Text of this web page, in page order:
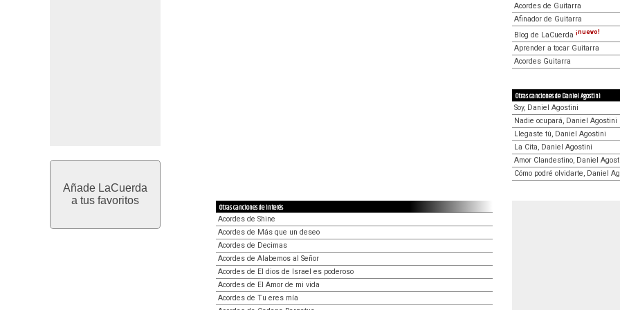
Añade LaCuerda
a tus favoritos
Acordes de Guitarra
Afinador de Guitarra
Blog de LaCuerda ¡nuevo!
Aprender a tocar Guitarra
Acordes Guitarra
Otras canciones de Daniel Agostini
Soy, Daniel Agostini
Nadie ocupará, Daniel Agostini
Llegaste tú, Daniel Agostini
La Cita, Daniel Agostini
Amor Clandestino, Daniel
Cómo podré olvidarte, Daniel
Otras canciones de interés
Acordes de Shine
Acordes de Más que un deseo
Acordes de Decimas
Acordes de Alabemos al Señor
Acordes de El dios de Israel es poderoso
Acordes de El Amor de mi vida
Acordes de Tu eres mía